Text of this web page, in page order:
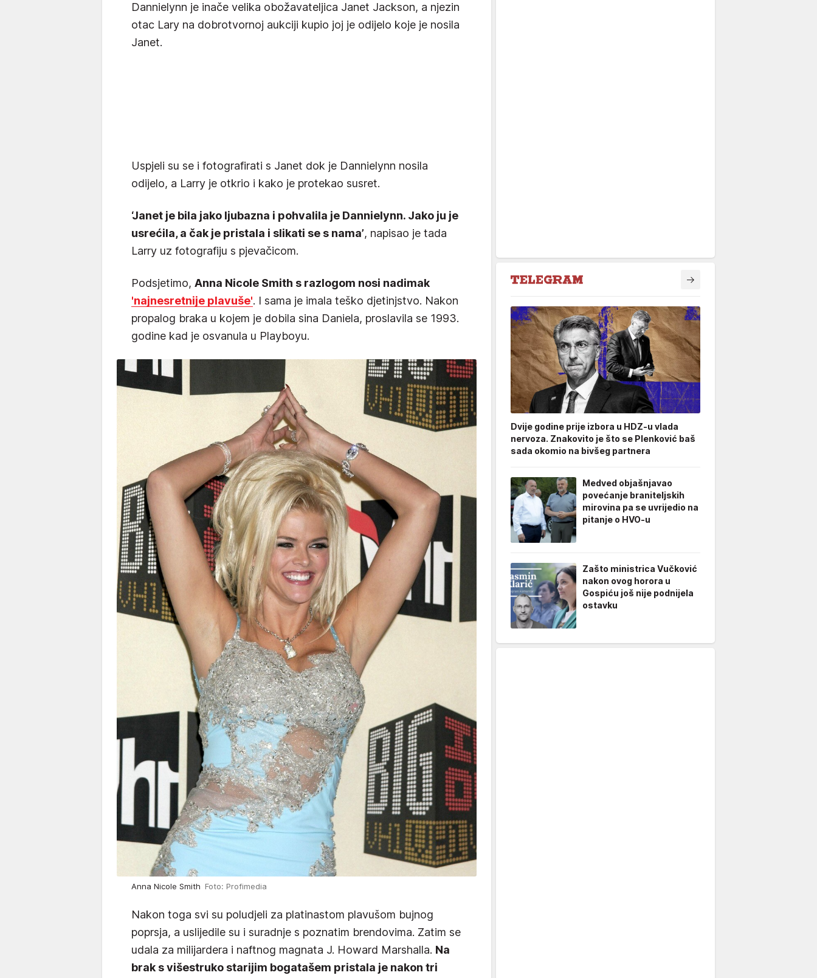
Dannielynn je inače velika obožavateljica Janet Jackson, a njezin
otac Lary na dobrotvornoj aukciji kupio joj je odijelo koje je nosila
Janet.
Uspjeli su se i fotografirati s Janet dok je Dannielynn nosila
odijelo, a Larry je otkrio i kako je protekao susret.
‘Janet je bila jako ljubazna i pohvalila je Dannielynn. Jako ju je
usrećila, a čak je pristala i slikati se s nama’, napisao je tada
Larry uz fotografiju s pjevačicom.
Podsjetimo, Anna Nicole Smith s razlogom nosi nadimak
'najnesretnije plavuše'. I sama je imala teško djetinjstvo. Nakon
propalog braka u kojem je dobila sina Daniela, proslavila se 1993.
godine kad je osvanula u Playboyu.
Anna Nicole Smith Foto: Profimedia
Nakon toga svi su poludjeli za platinastom plavušom bujnog
poprsja, a uslijedile su i suradnje s poznatim brendovima. Zatim se
udala za milijardera i naftnog magnata J. Howard Marshalla. Na
brak s višestruko starijim bogatašem pristala je nakon tri
Dvije godine prije izbora u HDZ-u vlada
nervoza. Znakovito je što se Plenković baš
sada okomio na bivšeg partnera
Medved objašnjavao
povećanje braniteljskih
mirovina pa se uvrijedio na
pitanje o HVO-u
Zašto ministrica Vučković
nakon ovog horora u
Gospiću još nije podnijela
ostavku